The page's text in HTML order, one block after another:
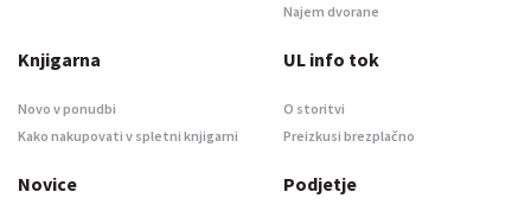
Najem dvorane
Knjigarna
Novo v ponudbi
Kako nakupovati v spletni knjigarni
UL info tok
O storitvi
Preizkusi brezplačno
Novice Podjetje